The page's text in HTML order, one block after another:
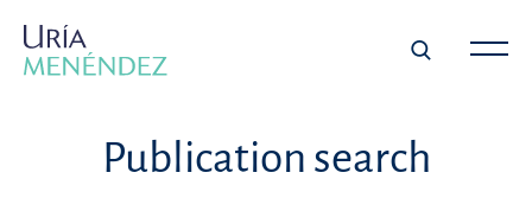
Publication search
Filter results ×